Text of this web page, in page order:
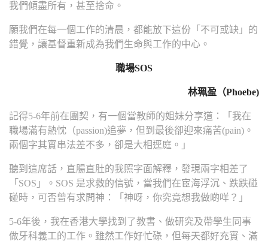
我們傾盡所有，甚至捨命。
願我們在每一個工作的清晨，都能放下這份「不可或缺」的
錯覺，讓基督重新成為我們生命與工作的中心。
職場SOS
林珮盈（Phoebe)
記得5-6年前在團契，有一個當教師的姐妹分享道：「我在
職場滿有熱忱（passion)追夢，但到最後卻迎來痛苦(pain)。
兩個字其實串法差不多，卻是大相逕庭。」
聽到這席話，直腸直肚的我照字面解釋，發現兩字相差了
「SOS」。SOS 是求救的信號，當我們在宦海浮沉、跌跌碰
碰時，可否曾有求問神：「神呀，你究竟想我做啲咩？」
5-6年後，我在香港大學找到了教書、做研究及帶學生同事
做牙科義工的工作。雖然工作好忙碌，但每天都好充實、滿